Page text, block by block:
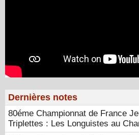
Dernières notes
80éme Championnat de France
Triplettes : Les Longuistes au